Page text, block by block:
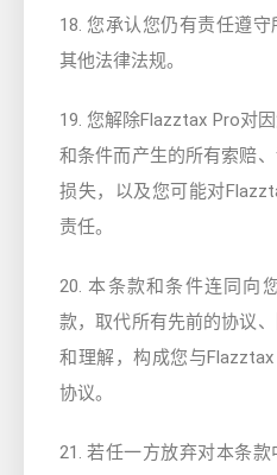
18. 您承认您仍有责任遵
其他法律法规。
19. 您解除Flazztax Pro对
和条件而产生的所有索赔
损失，以及您可能对
责任。
20. 本条款和条件连同向
款，取代所有先前的协议
和理解，构成您与
协议。
21. 若任一方放弃对本条款